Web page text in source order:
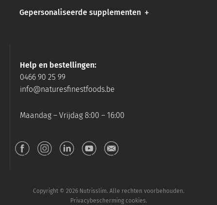
Gepersonaliseerde supplementen
Help en bestellingen:
0466 90 25 99
info@naturesfinestfoods.be
Maandag – Vrijdag 8:00 – 16:00
Copyright © 2026 Nutrisslim. Alle rechten voorbehouden.
Privacybescherming cookies.